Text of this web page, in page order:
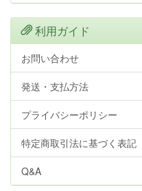
利用ガイド
お問い合わせ
発送・支払方法
プライバシーポリシー
特定商取引法に基づく表記
Q&A